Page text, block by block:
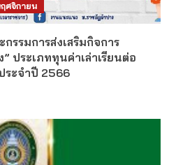
ศจิกายน
รรมการส่งเสริมกิจการ
ประเภททุนค่าเล่าเรียนต่อ
ระจำปี 2566